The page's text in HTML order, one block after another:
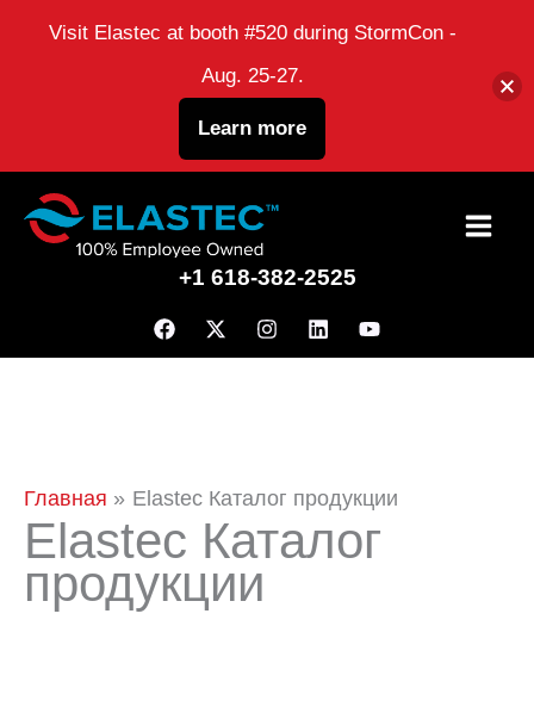
перейти
+1 618-382-2525
Главная Elastec Каталог продукции
Elastec Каталог
продукции
Visit Elastec at booth #520 during StormCon -
Aug. 25-27.
Learn more